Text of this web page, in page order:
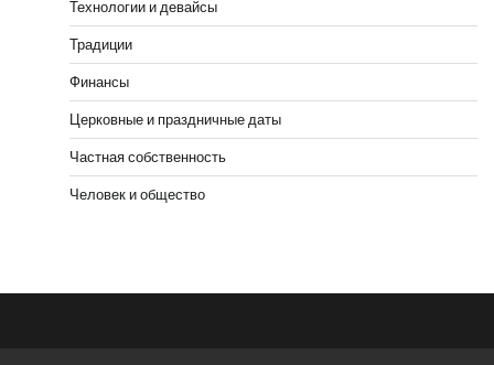
Технологии и девайсы
Традиции
Финансы
Церковные и праздничные даты
Частная собственность
Человек и общество